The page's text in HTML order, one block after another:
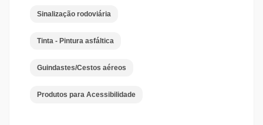
Sinalização rodoviária
Tinta - Pintura asfáltica
Guindastes/Cestos aéreos
Produtos para Acessibilidade